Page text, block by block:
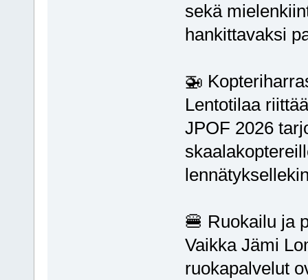
sekä
hankittavaksi
🚁
Lentotilaa
JPOF 2026
🍔 Ruokailu ja
Vaikka Jämi
ruokapalvelut